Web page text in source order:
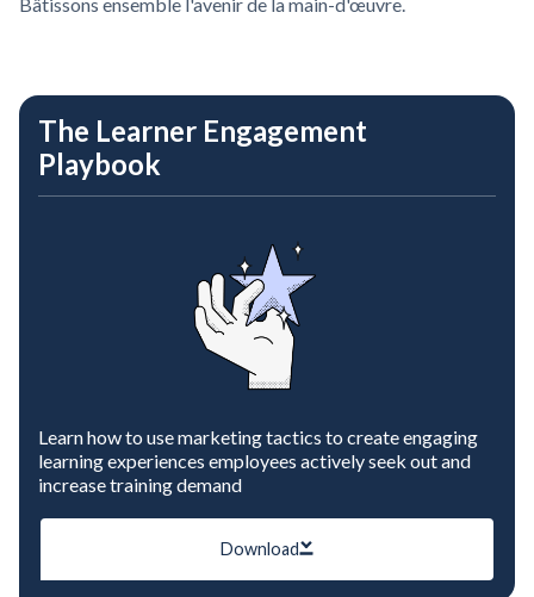
The Learner Engagement
Playbook
Learn how to use marketing tactics to create engaging
learning experiences employees actively seek out and
increase training demand
Download